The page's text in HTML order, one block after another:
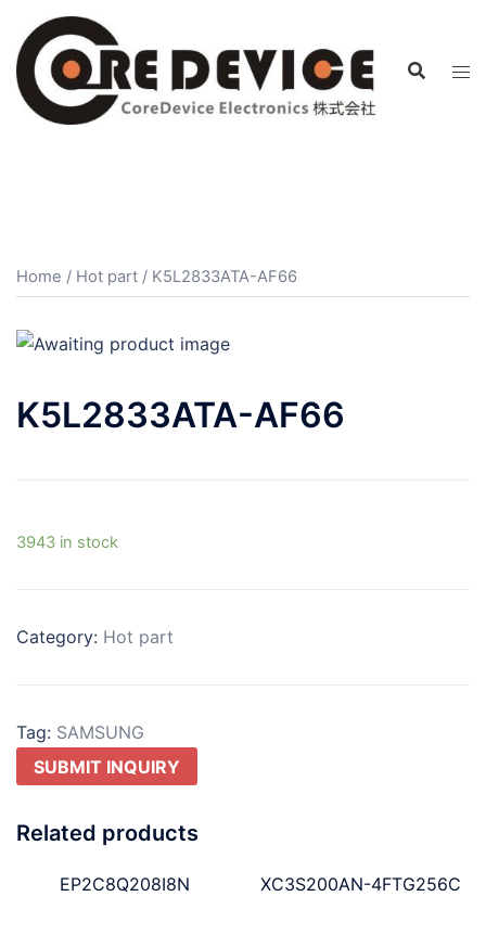
Home / Hot part / K5L2833ATA-AF66
K5L2833ATA-AF66
3943 in stock
Category: Hot part
Tag: SAMSUNG
SUBMIT INQUIRY
Related products
EP2C8Q208I8N XC3S200AN-4FTG256C